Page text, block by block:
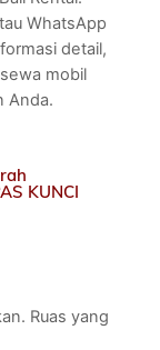
WhatsApp
detail,
mobil
Anda.
KUNCI
Ruas yang